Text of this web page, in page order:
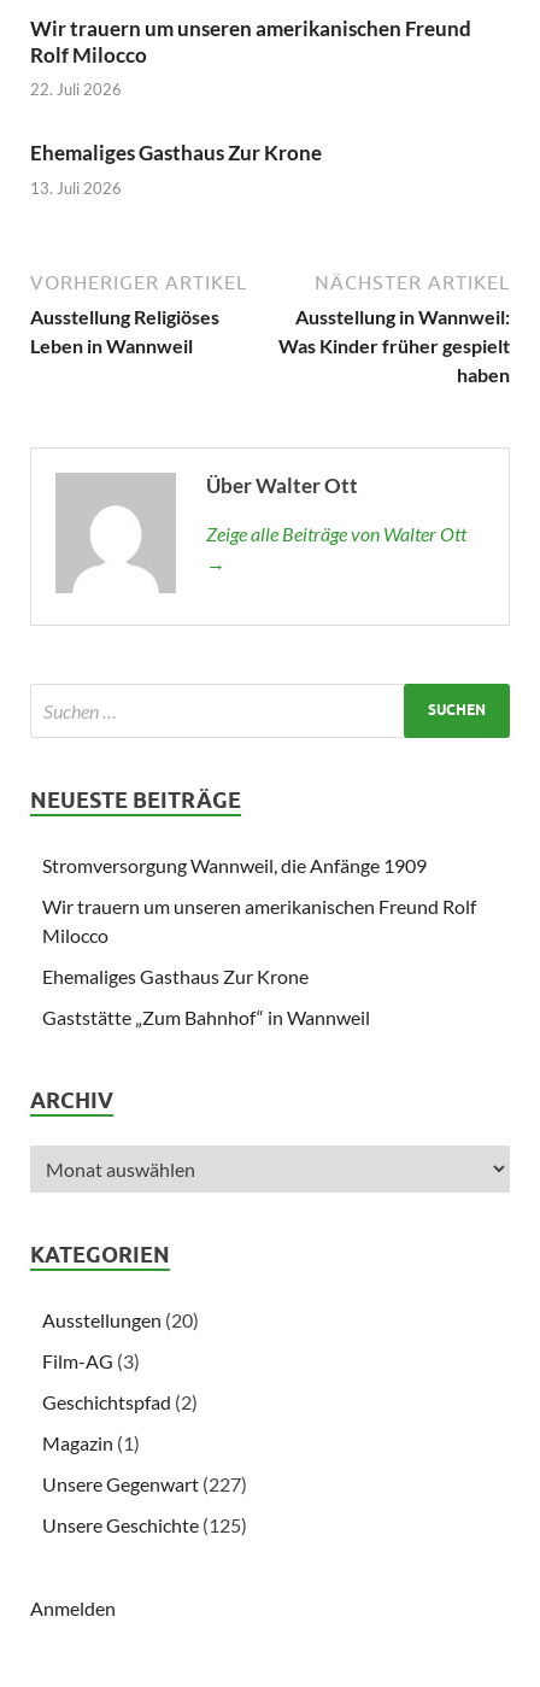
Wir trauern um unseren amerikanischen Freund
Rolf Milocco
22. Juli 2026
Ehemaliges Gasthaus Zur Krone
13. Juli 2026
VORHERIGER ARTIKEL
Ausstellung Religiöses
Leben in Wannweil
NÄCHSTER ARTIKEL
Ausstellung in Wannweil:
Was Kinder früher gespielt
haben
Über Walter Ott
Zeige alle Beiträge von Walter Ott
→
NEUESTE BEITRÄGE
Stromversorgung Wannweil, die Anfänge 1909
Wir trauern um unseren amerikanischen Freund Rolf
Milocco
Ehemaliges Gasthaus Zur Krone
Gaststätte „Zum Bahnhof“ in Wannweil
ARCHIV
KATEGORIEN
Ausstellungen (20)
Film-AG (3)
Geschichtspfad (2)
Magazin (1)
Unsere Gegenwart (227)
Unsere Geschichte (125)
Anmelden